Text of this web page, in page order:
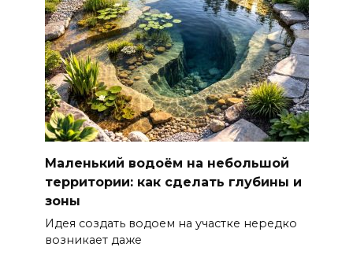
Маленький водоём на небольшой
территории: как сделать глубины и
зоны
Идея создать водоем на участке нередко
возникает даже